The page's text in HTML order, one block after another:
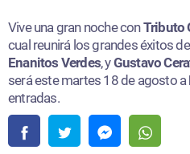
Vive una gran noche conTributo
cual reunirá los grandes éxitos de
Enanitos Verdes, yGustavo
será este martes 18 de agosto a
entradas.​